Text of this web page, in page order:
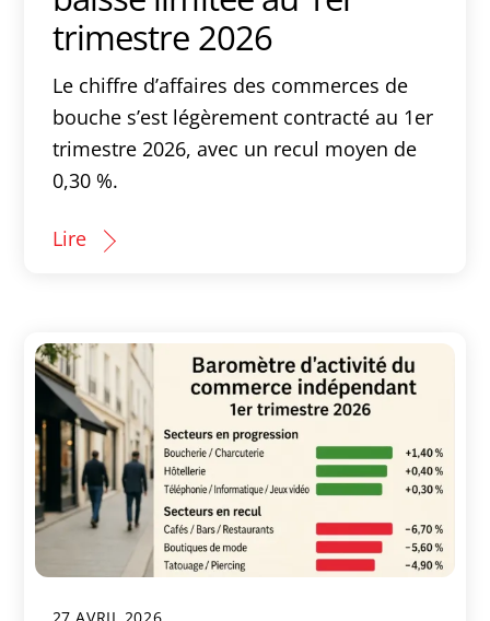
trimestre 2026
Le chiffre d’affaires des commerces de
bouche s’est légèrement contracté au 1er
trimestre 2026, avec un recul moyen de
0,30 %.
Lire